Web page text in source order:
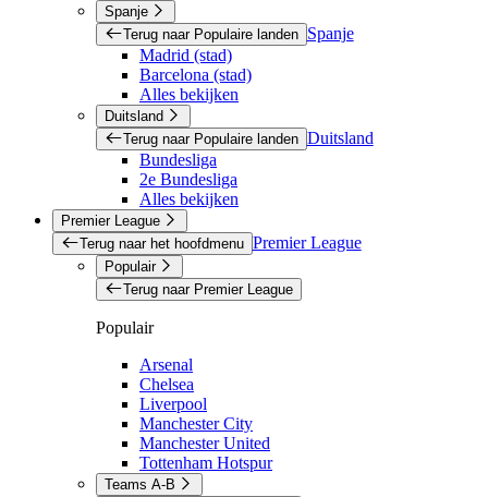
Spanje
Terug naar Populaire landen
Spanje
Madrid (stad)
Barcelona (stad)
Alles bekijken
Duitsland
Terug naar Populaire landen Duitsland
Bundesliga
2e Bundesliga
Alles bekijken
Premier League
Terug naar het hoofdmenu Premier League
Populair
Terug naar Premier League
Populair
Arsenal
Chelsea
Liverpool
Manchester City
Manchester United
Tottenham Hotspur
Teams A-B